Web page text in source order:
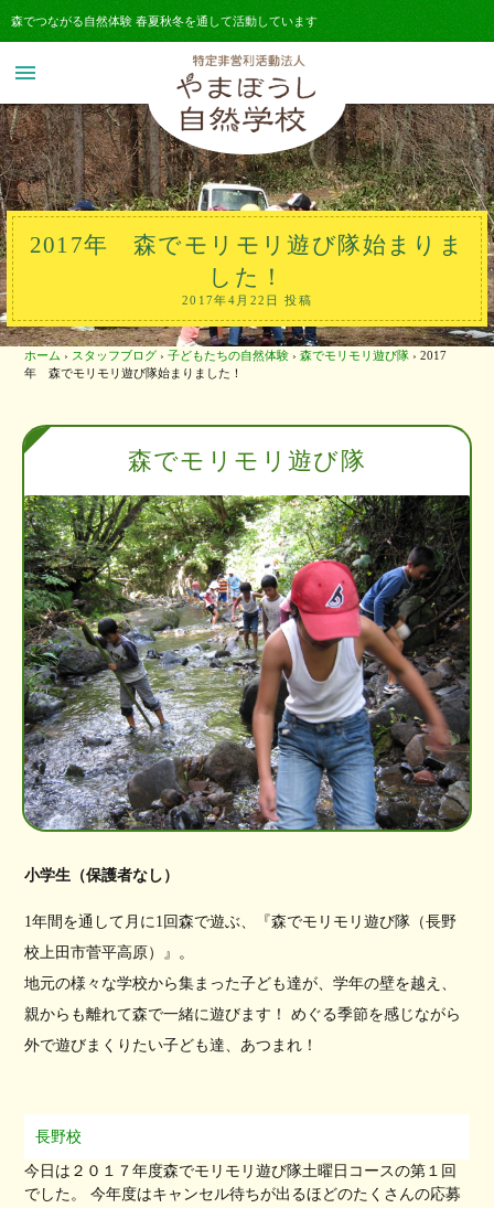
森でつながる自然体験 春夏秋冬を通して活動しています
menu
2017年 森でモリモリ遊び隊始まりま
した！
2017年4月22日 投稿
ホーム › スタッフブログ › 子どもたちの自然体験 › 森でモリモリ遊び隊 › 2017
年 森でモリモリ遊び隊始まりました！
森でモリモリ遊び隊
小学生（保護者なし）
1年間を通して月に1回森で遊ぶ、『森でモリモリ遊び隊（長野
校上田市菅平高原）』。
地元の様々な学校から集まった子ども達が、学年の壁を越え、
親からも離れて森で一緒に遊びます！ めぐる季節を感じながら
外で遊びまくりたい子ども達、あつまれ！
長野校
今日は２０１７年度森でモリモリ遊び隊土曜日コースの第１回
でした。 今年度はキャンセル待ちが出るほどのたくさんの応募